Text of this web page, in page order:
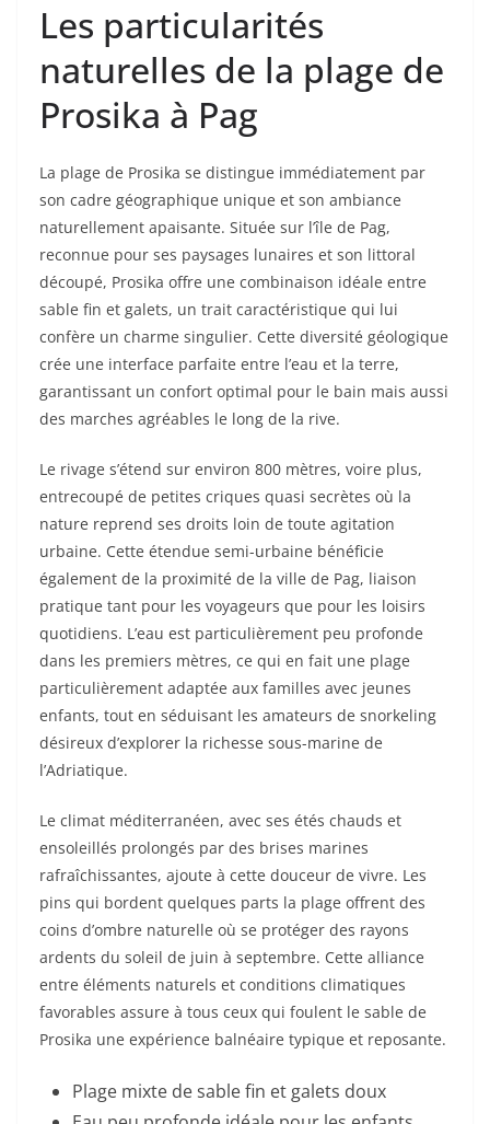
Les particularités
naturelles de la plage de
Prosika à Pag
La plage de Prosika se distingue immédiatement par
son cadre géographique unique et son ambiance
naturellement apaisante. Située sur l’île de Pag,
reconnue pour ses paysages lunaires et son littoral
découpé, Prosika offre une combinaison idéale entre
sable fin et galets, un trait caractéristique qui lui
confère un charme singulier. Cette diversité géologique
crée une interface parfaite entre l’eau et la terre,
garantissant un confort optimal pour le bain mais aussi
des marches agréables le long de la rive.
Le rivage s’étend sur environ 800 mètres, voire plus,
entrecoupé de petites criques quasi secrètes où la
nature reprend ses droits loin de toute agitation
urbaine. Cette étendue semi-urbaine bénéficie
également de la proximité de la ville de Pag, liaison
pratique tant pour les voyageurs que pour les loisirs
quotidiens. L’eau est particulièrement peu profonde
dans les premiers mètres, ce qui en fait une plage
particulièrement adaptée aux familles avec jeunes
enfants, tout en séduisant les amateurs de snorkeling
désireux d’explorer la richesse sous-marine de
l’Adriatique.
Le climat méditerranéen, avec ses étés chauds et
ensoleillés prolongés par des brises marines
rafraîchissantes, ajoute à cette douceur de vivre. Les
pins qui bordent quelques parts la plage offrent des
coins d’ombre naturelle où se protéger des rayons
ardents du soleil de juin à septembre. Cette alliance
entre éléments naturels et conditions climatiques
favorables assure à tous ceux qui foulent le sable de
Prosika une expérience balnéaire typique et reposante.
Plage mixte de sable fin et galets doux